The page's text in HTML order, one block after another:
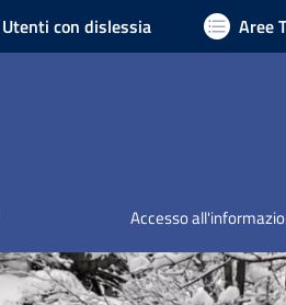
Utenti con dislessia Aree
Accesso